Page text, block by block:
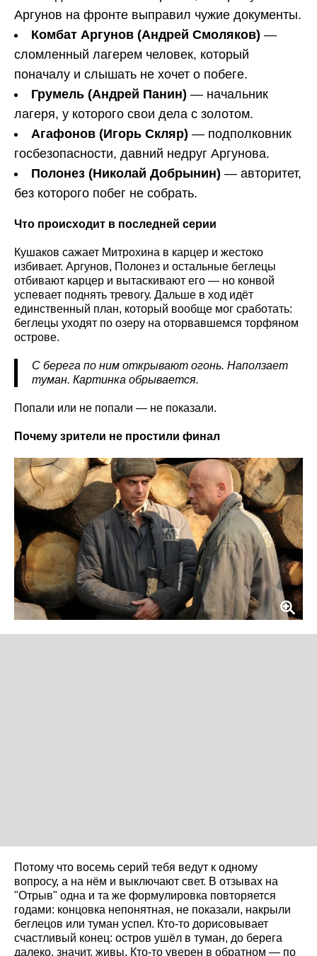
Аргунов на фронте выправил чужие документы.
Комбат Аргунов (Андрей Смоляков) —
сломленный лагерем человек, который
поначалу и слышать не хочет о побеге.
Грумель (Андрей Панин) — начальник
лагеря, у которого свои дела с золотом.
Агафонов (Игорь Скляр) — подполковник
госбезопасности, давний недруг Аргунова.
Полонез (Николай Добрынин) — авторитет,
без которого побег не собрать.
Что происходит в последней серии
Кушаков сажает Митрохина в карцер и жестоко
избивает. Аргунов, Полонез и остальные беглецы
отбивают карцер и вытаскивают его — но конвой
успевает поднять тревогу. Дальше в ход идёт
единственный план, который вообще мог сработать:
беглецы уходят по озеру на оторвавшемся торфяном
острове.
С берега по ним открывают огонь. Наползает
туман. Картинка обрывается.
Попали или не попали — не показали.
Почему зрители не простили финал
Потому что восемь серий тебя ведут к одному
вопросу, а на нём и выключают свет. В отзывах на
"Отрыв" одна и та же формулировка повторяется
годами: концовка непонятная, не показали, накрыли
беглецов или туман успел. Кто-то дорисовывает
счастливый конец: остров ушёл в туман, до берега
далеко, значит, живы. Кто-то уверен в обратном — по